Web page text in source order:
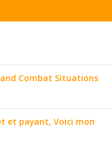
and Combat Situations
et payant, Voici mon